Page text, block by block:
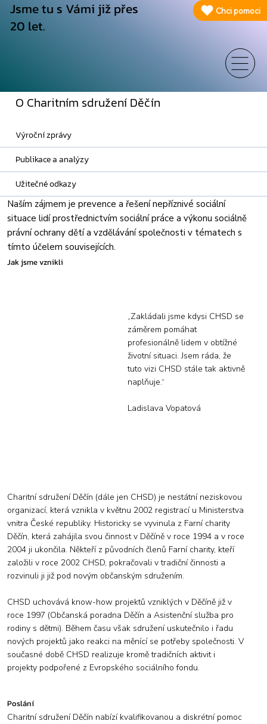
Jsme tu s Vámi již přes
20 let.
Chci pomoci
O Charitním sdružení Děčín
Naším zájmem je prevence a řešení nepříznivé sociální
situace lidí prostřednictvím sociální práce a výkonu sociálně
právní ochrany dětí a vzdělávání společnosti v tématech s
tímto účelem souvisejících.
„Zakládali jsme kdysi CHSD se
záměrem pomáhat
profesionálně lidem v obtížné
životní situaci. Jsem ráda, že
tuto vizi CHSD stále tak aktivně
naplňuje.“
Ladislava Vopatová
Jak jsme vznikli
Charitní sdružení Děčín (dále jen CHSD) je nestátní neziskovou
organizací, která vznikla v květnu 2002 registrací u Ministerstva
vnitra České republiky. Historicky se vyvinula z Farní charity
Děčín, která zahájila svou činnost v Děčíně v roce 1994 a v roce
2004 ji ukončila. Někteří z původních členů Farní charity, kteří
založili v roce 2002 CHSD, pokračovali v tradiční činnosti a
rozvinuli ji již pod novým občanským sdružením.
CHSD uchovává know-how projektů vzniklých v Děčíně již v
roce 1997 (Občanská poradna Děčín a Asistenční služba pro
rodiny s dětmi). Během času však sdružení uskutečnilo i řadu
nových projektů jako reakci na měnící se potřeby společnosti. V
současné době CHSD realizuje kromě tradičních aktivit i
projekty podpořené z Evropského sociálního fondu.
Poslání
Charitní sdružení Děčín nabízí kvalifikovanou a diskrétní pomoc
Výroční zprávy
Publikace a analýzy
Užitečné odkazy